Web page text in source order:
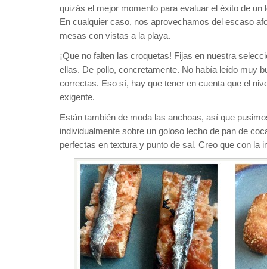
quizás el mejor momento para evaluar el éxito de
En cualquier caso, nos aprovechamos del escaso
mesas con vistas a la playa.
¡Que no falten las croquetas! Fijas en nuestra
ellas. De pollo, concretamente. No había leído muy
correctas. Eso sí, hay que tener en cuenta que el
exigente.
Están también de moda las anchoas, así que
individualmente sobre un goloso lecho de pan de
perfectas en textura y punto de sal. Creo que con la